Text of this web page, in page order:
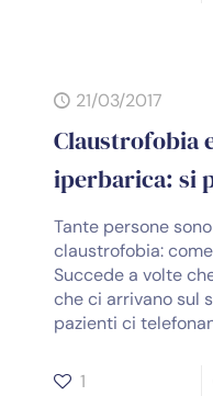
21/03/2017
Claustrofobia
iperbarica: si
Tante persone
claustrofobia:
Succede a volte
che ci arrivano sul
pazienti ci
1